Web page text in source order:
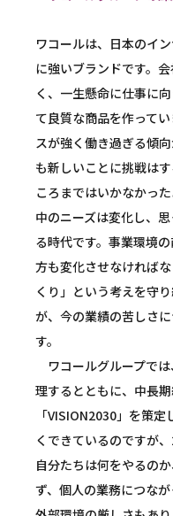
ワコールは、日本のイ
に強いブランドです。
く、一生懸命に仕事に
て良質な商品を作って
スが強く働き過ぎる傾
も新しいことに挑戦は
ころまではいかなかっ
中のニーズは変化し、
る時代です。事業環境
方も変化させなければ
くり」という考えを守
が、今の業績の苦しさ
す。
ワコールグループで
理するとともに、中長
「VISION2030」を策
くできているのですが
自分たちは何をやるの
ず、個人の業務につな